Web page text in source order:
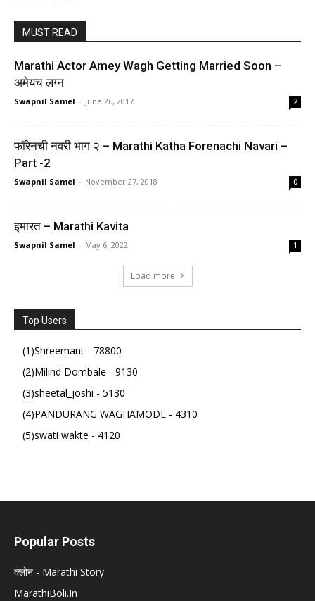
MUST READ
Marathi Actor Amey Wagh Getting Married Soon –
अमेयच लग्न
Swapnil Samel - June 26, 2017 2
फॉरेनची नवरी भाग २ – Marathi Katha Forenachi Navari –
Part -2
Swapnil Samel - November 27, 2018 0
इमारत – Marathi Kavita
Swapnil Samel - May 6, 2022 1
Load more
Top Users
(1)Shreemant - 78800
(2)Milind Dombale - 9130
(3)sheetal_joshi - 5130
(4)PANDURANG WAGHAMODE - 4310
(5)swati wakte - 4120
Popular Posts
क्लोन - Marathi Story
MarathiBoli.In